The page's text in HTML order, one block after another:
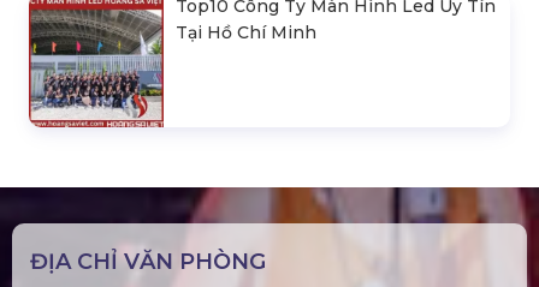
Top10 Công Ty Màn Hình Led Uy Tín
Tại Hà Nội
Top10 Công Ty Màn Hình Led Uy Tín
Tại Hồ Chí Minh